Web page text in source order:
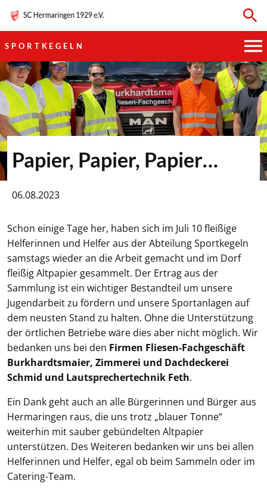
SPORTKEGELN
HAUPTVEREIN
SPORTKEGELN
FUSSBALL
GYMNASTIK
TISCHTENNIS
BOGENSCHIESSEN
Papier, Papier, Papier…
06.08.2023
Schon einige Tage her, haben sich im Juli 10 fleißige
Helferinnen und Helfer aus der Abteilung Sportkegeln
samstags wieder an die Arbeit gemacht und im Dorf
fleißig Altpapier gesammelt. Der Ertrag aus der
Sammlung ist ein wichtiger Bestandteil um unsere
Jugendarbeit zu fördern und unsere Sportanlagen auf
dem neusten Stand zu halten. Ohne die Unterstützung
der örtlichen Betriebe wäre dies aber nicht möglich. Wir
bedanken uns bei den Firmen Fliesen-Fachgeschäft
Burkhardtsmaier, Zimmerei und Dachdeckerei
Schmid und Lautsprechertechnik Feth.
Ein Dank geht auch an alle Bürgerinnen und Bürger aus
Hermaringen raus, die uns trotz „blauer Tonne“
weiterhin mit sauber gebündelten Altpapier
unterstützen. Des Weiteren bedanken wir uns bei allen
Helferinnen und Helfer, egal ob beim Sammeln oder im
Catering-Team.